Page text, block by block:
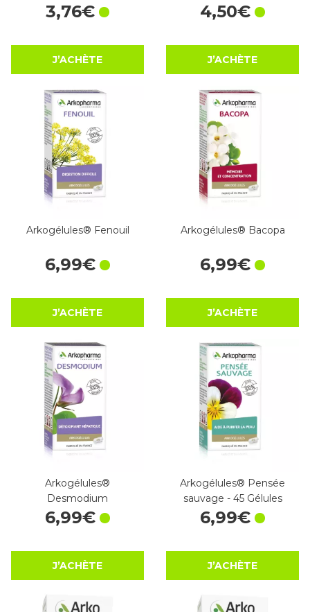
3,76€
J’ACHÈTE
4,50€
J’ACHÈTE
Arkogélules® Fenouil
6,99€
J’ACHÈTE
Arkogélules® Bacopa
6,99€
J’ACHÈTE
Arkogélules®
Desmodium
6,99€
J’ACHÈTE
Arkogélules® Pensée
sauvage - 45 Gélules
6,99€
J’ACHÈTE